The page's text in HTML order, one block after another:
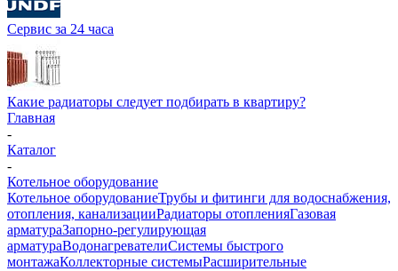
Сервис за 24 часа
Какие радиаторы следует подбирать в квартиру?
Главная
-
Каталог
-
Котельное оборудование
Котельное оборудованиеТрубы и фитинги для водоснабжения,
отопления, канализацииРадиаторы отопленияГазовая
арматураЗапорно-регулирующая
арматураВодонагревателиСистемы быстрого
монтажаКоллекторные системыРасширительные